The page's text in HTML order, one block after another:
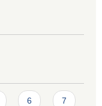
6 7